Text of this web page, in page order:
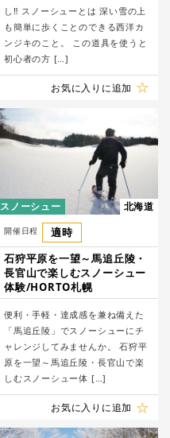
し‼︎ スノーシューとは 深い雪の上
も簡単に歩くことのできる西洋カ
ンジキのこと。 この道具を使うと
初心者の方 […]
お気に入りに追加
スノーシュー 北海道
開催日程
適時
石狩平原を一望～馬追丘陵・
長官山で楽しむスノーシュー
体験/HORTO札幌
便利・手軽・達成感を兼ね備えた
「馬追丘陵」でスノーシューにチ
ャレンジしてみませんか。 石狩平
原を一望～馬追丘陵・長官山で楽
しむスノーシュー体 […]
お気に入りに追加